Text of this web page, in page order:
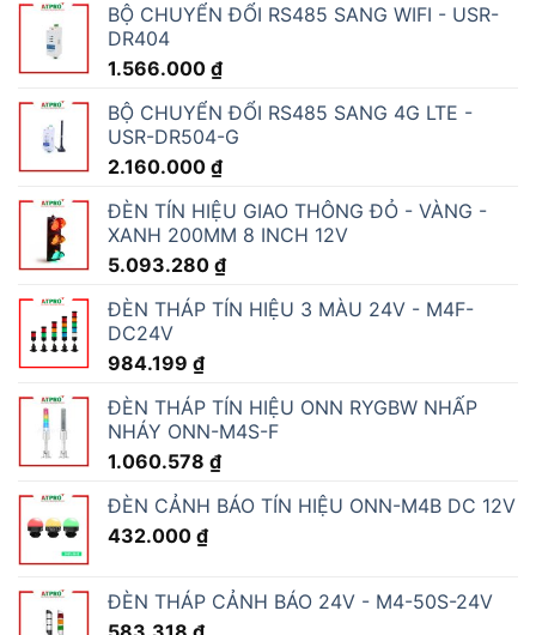
BỘ CHUYỂN ĐỔI RS485 SANG WIFI - USR-
DR404
1.566.000 ₫
BỘ CHUYỂN ĐỔI RS485 SANG 4G LTE -
USR-DR504-G
2.160.000 ₫
ĐÈN TÍN HIỆU GIAO THÔNG ĐỎ - VÀNG -
XANH 200MM 8 INCH 12V
5.093.280 ₫
ĐÈN THÁP TÍN HIỆU 3 MÀU 24V - M4F-
DC24V
984.199 ₫
ĐÈN THÁP TÍN HIỆU ONN RYGBW NHẤP
NHÁY ONN-M4S-F
1.060.578 ₫
ĐÈN CẢNH BÁO TÍN HIỆU ONN-M4B DC 12V
432.000 ₫
ĐÈN THÁP CẢNH BÁO 24V - M4-50S-24V